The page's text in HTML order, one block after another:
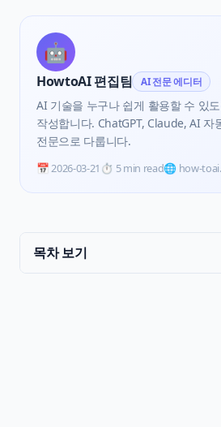
🤖
HowtoAI 편집팀 AI 전문 에디터
AI 기술을 누구나 쉽게 활용할 수 있
작성합니다. ChatGPT, Claude, AI 자
전문으로 다룹니다.
📅2026-03-21 ⏱️ 5 min read🌐 how-
목차 보기